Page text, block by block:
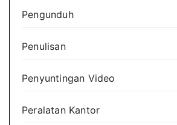
Pengunduh
Penulisan
Penyuntingan Video
Peralatan Kantor